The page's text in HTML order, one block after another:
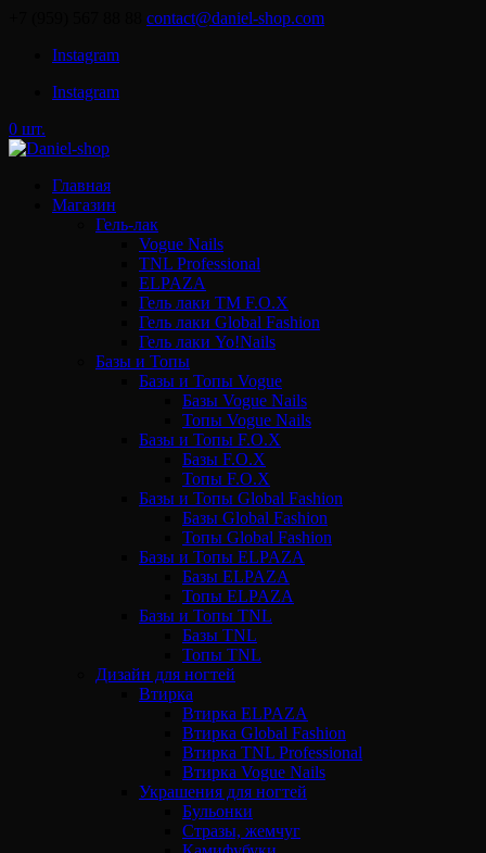
contact@daniel-shop.com
Instagram
Instagram
0 шт.
Главная
Магазин
Гель-лак
Vogue Nails
TNL Professional
ELPAZA
Гель лаки ТМ F.O.X
Гель лаки Global Fashion
Гель лаки Yo!Nails
Базы и Топы
Базы и Топы Vogue
Базы Vogue Nails
Топы Vogue Nails
Базы и Топы F.O.X
Базы F.O.X
Топы F.O.X
Базы и Топы Global Fashion
Базы Global Fashion
Топы Global Fashion
Базы и Топы ELPAZA
Базы ELPAZA
Топы ELPAZA
Базы и Топы TNL
Базы TNL
Топы TNL
Дизайн для ногтей
Втирка
Втирка ELPAZA
Втирка Global Fashion
Втирка TNL Professional
Втирка Vogue Nails
Украшения для ногтей
Бульонки
Стразы, жемчуг